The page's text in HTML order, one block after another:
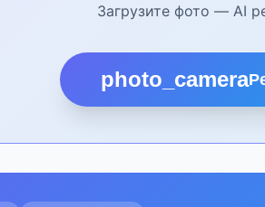
Загрузите фото — AI
photo_camera